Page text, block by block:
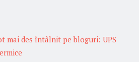
mai des întâlnit pe bloguri: UPS